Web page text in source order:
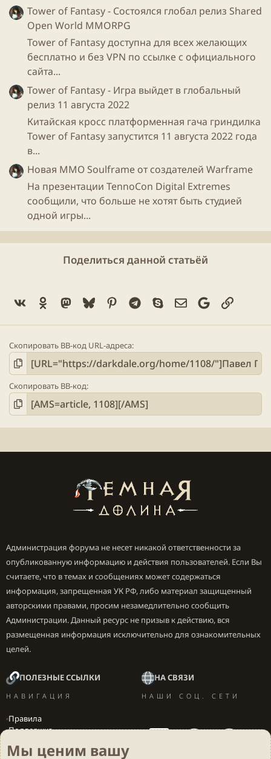
Tower of Fantasy - Состоялся глобал релиз Shared
Open World MMORPG
Tower of Fantasy доступна для всех желающих
бесплатно и без VPN по ссылке с официального
сайта...
Tower of Fantasy - Игра выйдет в глобальный
релиз 11 августа 2022
Китайская кросс платформенная гача гриндилка
Tower of Fantasy запустится 11 августа 2022 года
в...
Новая ММО Soulframe от создателей Warframe
На презентации TennoCon Digital Extremes
сообщили, что больше не хотят быть студией
одной игры...
Поделиться данной статьёй
Vk Ok Mastodon
BlueskyPinterestTelegram
SkypeЭлектронная
GoogleСсылка
Скопировать BB-код URL-адреса
Скопировать BB-код
Администрация форума не несет никакой ответственности за
опубликованную информацию и действия пользователей. Если Вы
считаете, что в темах и сообщениях может содержаться
информация, запрещенная УК РФ, либо материал защищенный
авторскими правами, просим незамедлительно сообщить
Администрации. Данный ресурс не призыв к действию, вся
размещенная информация исключительно для ознакомительных
целей.
ПОЛЕЗНЫЕ ССЫЛКИ
НАВИГАЦИЯ
Правила
Поддержка
Локализация игр
НА СВЯЗИ
НАШИ СОЦ. СЕТИ
Мы ценим вашу